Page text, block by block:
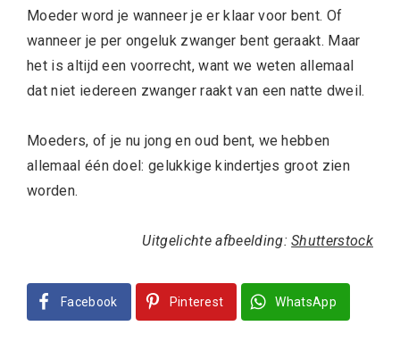
Moeder word je wanneer je er klaar voor bent. Of
wanneer je per ongeluk zwanger bent geraakt. Maar
het is altijd een voorrecht, want we weten allemaal
dat niet iedereen zwanger raakt van een natte dweil.
Moeders, of je nu jong en oud bent, we hebben
allemaal één doel: gelukkige kindertjes groot zien
worden.
Uitgelichte afbeelding:Shutterstock
Facebook Pinterest WhatsApp